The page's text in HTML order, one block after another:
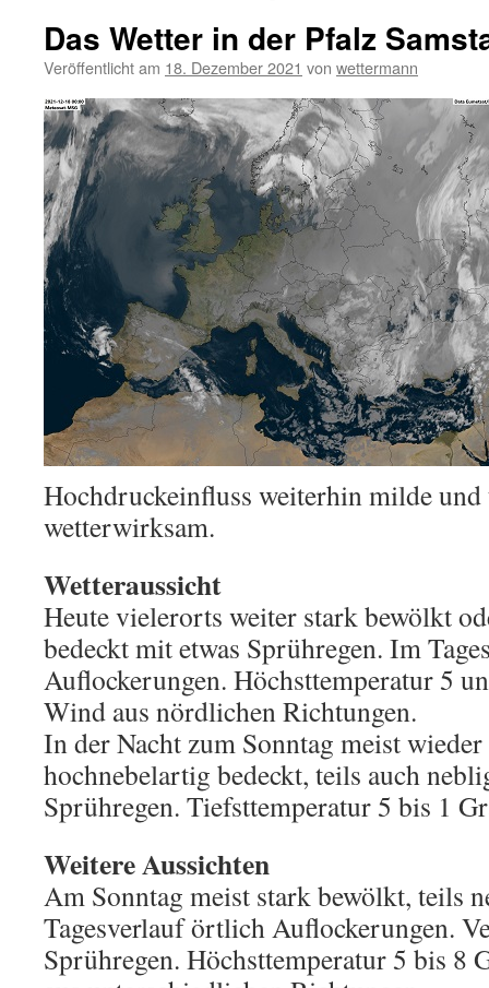
Das Wetter in der Pfalz
Veröffentlicht am 18. Dezember 2021 von wettermann
Hochdruckeinfluss weiterhin milde
wetterwirksam.
Wetteraussicht
Heute vielerorts weiter stark bewölkt
bedeckt mit etwas Sprühregen. Im
Auflockerungen. Höchsttemperatur 5
Wind aus nördlichen Richtungen.
In der Nacht zum Sonntag meist
hochnebelartig bedeckt, teils auch
Sprühregen. Tiefsttemperatur 5 bis 1
Weitere Aussichten
Am Sonntag meist stark bewölkt, teils
Tagesverlauf örtlich Auflockerungen.
Sprühregen. Höchsttemperatur 5 bis 8